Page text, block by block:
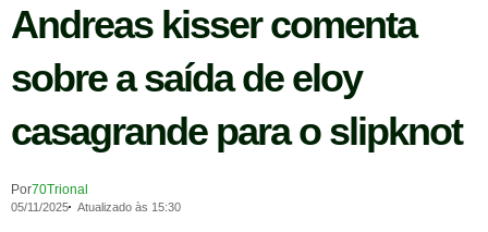
Andreas kisser comenta
sobre a saída de eloy
casagrande para o slipknot
Por70Trional
05/11/2025 Atualizado às 15:30